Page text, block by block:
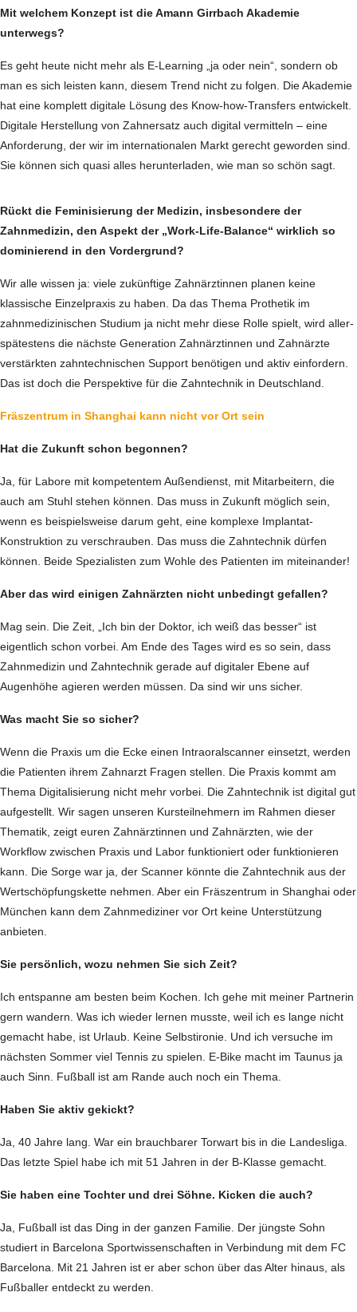
Mit welchem Konzept ist die Amann Girrbach Akademie
unterwegs?
Es geht heute nicht mehr als E-Learning „ja oder nein“, sondern ob
man es sich leisten kann, diesem Trend nicht zu folgen. Die Akademie
hat eine komplett digitale Lösung des Know-how-Transfers entwickelt.
Digitale Herstellung von Zahnersatz auch digital vermitteln – eine
Anforderung, der wir im internationalen Markt gerecht geworden sind.
Sie können sich quasi alles herunter­laden, wie man so schön sagt.
Rückt die Feminisierung der Medizin, insbesondere der
Zahnmedizin, den Aspekt der „Work-Life-Balance“ wirklich so
dominierend in den Vordergrund?
Wir alle wissen ja: viele zukünftige Zahnärztinnen planen keine
klassische Einzelpraxis zu haben. Da das Thema Prothetik im
zahnmedizinischen Studium ja nicht mehr diese Rolle spielt, wird aller­
spätestens die nächste Generation Zahnärztinnen und Zahnärzte
verstärkten zahntechnischen Support benötigen und aktiv einfordern.
Das ist doch die Perspektive für die Zahntechnik in Deutschland.
Fräszentrum in Shanghai kann nicht vor Ort sein
Hat die Zukunft schon begonnen?
Ja, für Labore mit kompetentem Außendienst, mit Mitarbeitern, die
auch am Stuhl stehen können. Das muss in Zukunft möglich sein,
wenn es beispiels­weise darum geht, eine komplexe Implantat-
Konstruktion zu verschrauben. Das muss die Zahntechnik dürfen
können. Beide Spezia­listen zum Wohle des Patienten im mitein­ander!
Aber das wird einigen Zahnärzten nicht unbedingt gefallen?
Mag sein. Die Zeit, „Ich bin der Doktor, ich weiß das besser“ ist
eigentlich schon vorbei. Am Ende des Tages wird es so sein, dass
Zahnmedizin und Zahntechnik gerade auf digitaler Ebene auf
Augenhöhe agieren werden müssen. Da sind wir uns sicher.
Was macht Sie so sicher?
Wenn die Praxis um die Ecke einen Intraoralscanner einsetzt, werden
die Patienten ihrem Zahnarzt Fragen stellen. Die Praxis kommt am
Thema Digitalisierung nicht mehr vorbei. Die Zahntechnik ist digital gut
aufgestellt. Wir sagen unseren Kurs­teilnehmern im Rahmen dieser
Thematik, zeigt euren Zahnärztinnen und Zahnärzten, wie der
Workflow zwischen Praxis und Labor funktioniert oder funktionieren
kann. Die Sorge war ja, der Scanner könnte die Zahntechnik aus der
Wertschöpfungskette nehmen. Aber ein Fräszentrum in Shanghai oder
München kann dem Zahnmediziner vor Ort keine Unterstützung
anbieten.
Sie persönlich, wozu nehmen Sie sich Zeit?
Ich entspanne am besten beim Kochen. Ich gehe mit meiner Partnerin
gern wandern. Was ich wieder lernen musste, weil ich es lange nicht
gemacht habe, ist Urlaub. Keine Selbstironie. Und ich versuche im
nächsten Sommer viel Tennis zu spielen. E-Bike macht im Taunus ja
auch Sinn. Fußball ist am Rande auch noch ein Thema.
Haben Sie aktiv gekickt?
Ja, 40 Jahre lang. War ein brauchbarer Torwart bis in die Landesliga.
Das letzte Spiel habe ich mit 51 Jahren in der B-Klasse gemacht.
Sie haben eine Tochter und drei Söhne. Kicken die auch?
Ja, Fußball ist das Ding in der ganzen Familie. Der jüngste Sohn
studiert in Barcelona Sportwissenschaften in Verbin­dung mit dem FC
Barcelona. Mit 21 Jahren ist er aber schon über das Alter hinaus, als
Fußballer entdeckt zu werden.